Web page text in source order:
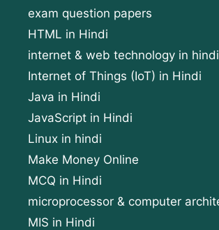
exam question papers
HTML in Hindi
internet & web technology in hindi
Internet of Things (IoT) in Hindi
Java in Hindi
JavaScript in Hindi
Linux in hindi
Make Money Online
MCQ in Hindi
microprocessor & computer
MIS in Hindi